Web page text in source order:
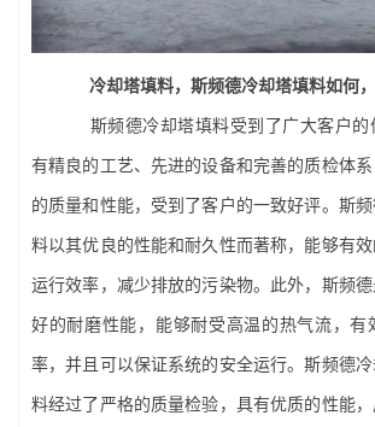
冷却塔填料，斯频德冷却塔填料如何
斯频德冷却塔填料受到了广大客户的
有精良的工艺、先进的设备和完善的质检体
的质量和性能，受到了客户的一致好评。斯
料以其优良的性能和耐久性而著称，能够有
运行效率，减少排放的污染物。此外，斯频
好的耐磨性能，能够耐受高温的热气流，有
率，并且可以保证系统的安全运行。斯频德
料经过了严格的质量检验，具有优质的性能